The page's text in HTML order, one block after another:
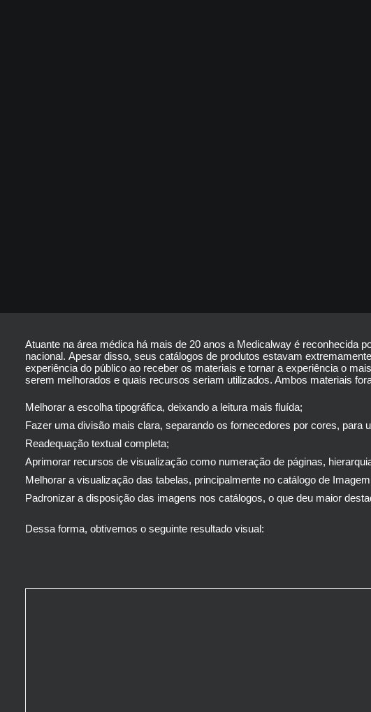
Atuante na área médica há mais de 20 anos a Medicalway é reconhecida
nacional. Apesar disso, seus catálogos de produtos estavam
experiência do público ao receber os materiais e tornar a experiência o
serem melhorados e quais recursos seriam utilizados. Ambos materiais
Melhorar a escolha tipográfica, deixando a leitura mais fluída;
Fazer uma divisão mais clara, separando os fornecedores por cores, para
Readequação textual completa;
Aprimorar recursos de visualização como numeração de páginas,
Melhorar a visualização das tabelas, principalmente no catálogo de
Padronizar a disposição das imagens nos catálogos, o que deu maior
Dessa forma, obtivemos o seguinte resultado visual: